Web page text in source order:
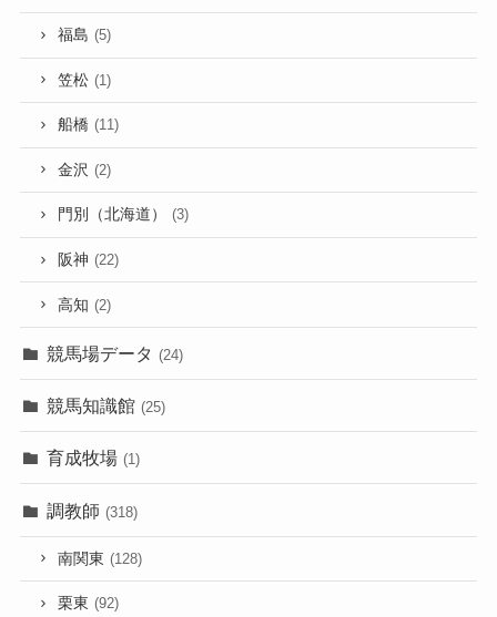
福島 (5)
笠松 (1)
船橋 (11)
金沢 (2)
門別（北海道） (3)
阪神 (22)
高知 (2)
競馬場データ (24)
競馬知識館 (25)
育成牧場 (1)
調教師 (318)
南関東 (128)
栗東 (92)